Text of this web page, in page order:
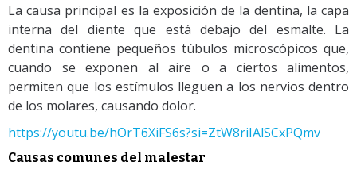
La causa principal es la exposición de la dentina, la capa
interna del diente que está debajo del esmalte. La
dentina contiene pequeños túbulos microscópicos que,
cuando se exponen al aire o a ciertos alimentos,
permiten que los estímulos lleguen a los nervios dentro
de los molares, causando dolor.
https://youtu.be/hOrT6XiFS6s?si=ZtW8riIAlSCxPQmv
Causas comunes del malestar